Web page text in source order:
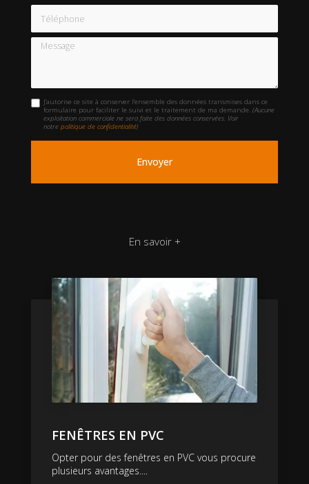
Téléphone
Message
J'autorise ce site à conserver l'ensemble des données transmises dans ce
formulaire pour faciliter le suivi et le traitement de ma demande.(Aucune
exploitation commerciale ne sera faite des données conservées. Voir
notrepolitique de confidentialité)
En savoir +
FENÊTRES EN PVC
Opter pour des fenêtres en PVC vous procure
plusieurs avantages....